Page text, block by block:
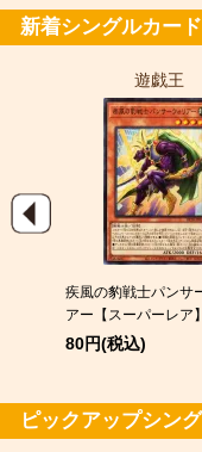
新着シングルカード
遊戯王
疾風の豹戦士パンサ
アー【スーパーレア】
80円(税込)
ピックアップシン